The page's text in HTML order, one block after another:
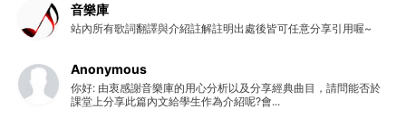
音樂庫
站內所有歌詞翻譯與介紹註解註明出處後皆可任意分享引用喔~
Anonymous
你好: 由衷感謝音樂庫的用心分析以及分享經典曲目，請問能否於
課堂上分享此篇內文給學生作為介紹呢?會...